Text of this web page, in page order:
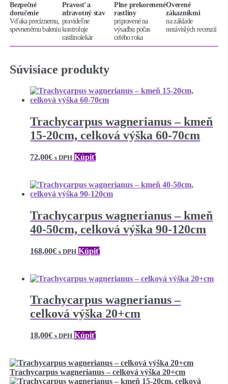
Bezpečné
doručenie
Vďaka precíznemu,
spevnenému baleniu
Pravosť a
zdravotný stav
pravideľne
kontroluje
rastlinolekár
Plne prekorenené
rastliny
pripravené na
výsadbu počas
celého roka
Overené
zákazníkmi
na základe
nezávislých recenzií
Súvisiace produkty
Trachycarpus wagnerianus – kmeň
15-20cm, celková výška 60-70cm
72,00€ s DPH Kúpiť
Trachycarpus wagnerianus – kmeň
40-50cm, celková výška 90-120cm
168,00€ s DPH Kúpiť
Trachycarpus wagnerianus –
celková výška 20+cm
18,00€ s DPH Kúpiť
Trachycarpus wagnerianus – celková výška 20+cm